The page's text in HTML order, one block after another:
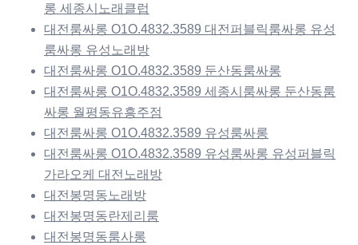
롱 세종시노래클럽
대전룸싸롱 O1O.4832.3589 대전퍼블릭룸싸롱 유성
룸싸롱 유성노래방
대전룸싸롱 O1O.4832.3589 둔산동룸싸롱
대전룸싸롱 O1O.4832.3589 세종시룸싸롱 둔산동룸
싸롱 월평동유흥주점
대전룸싸롱 O1O.4832.3589 유성룸싸롱
대전룸싸롱 O1O.4832.3589 유성룸싸롱 유성퍼블릭
가라오케 대전노래방
대전봉명동노래방
대전봉명동란제리룸
대전봉명동룸사롱